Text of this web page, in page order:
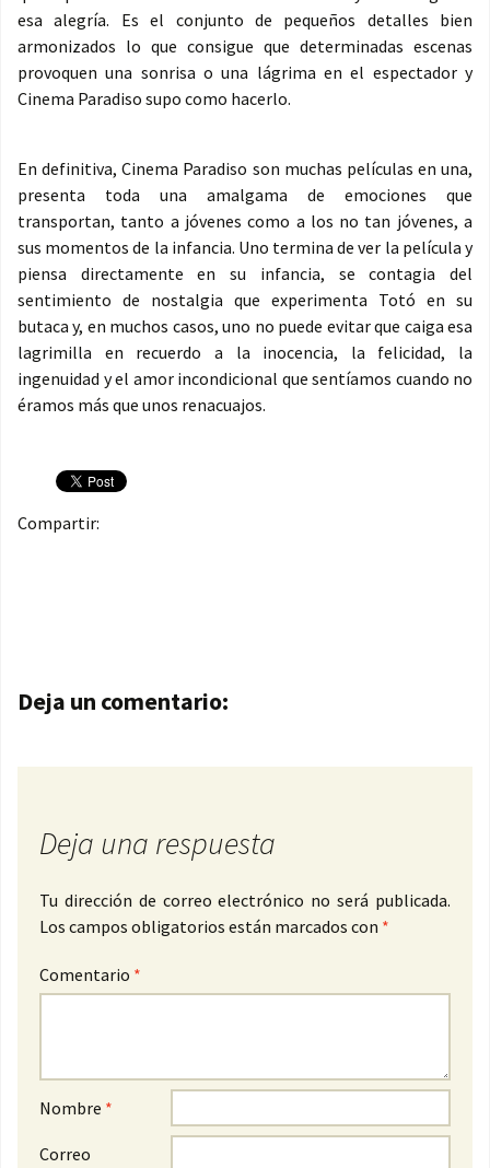
esa alegría. Es el conjunto de pequeños detalles bien
armonizados lo que consigue que determinadas escenas
provoquen una sonrisa o una lágrima en el espectador y
Cinema Paradiso supo como hacerlo.
En definitiva, Cinema Paradiso son muchas películas en una,
presenta toda una amalgama de emociones que
transportan, tanto a jóvenes como a los no tan jóvenes, a
sus momentos de la infancia. Uno termina de ver la película y
piensa directamente en su infancia, se contagia del
sentimiento de nostalgia que experimenta Totó en su
butaca y, en muchos casos, uno no puede evitar que caiga esa
lagrimilla en recuerdo a la inocencia, la felicidad, la
ingenuidad y el amor incondicional que sentíamos cuando no
éramos más que unos renacuajos.
Compartir:
Navegación de entradas
Deja un comentario:
Deja una respuesta
Tu dirección de correo electrónico no será publicada.
Los campos obligatorios están marcados con *
Comentario *
Nombre *
Correo